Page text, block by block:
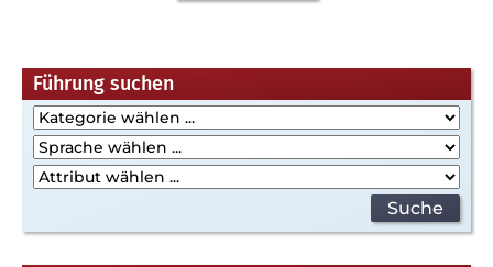
Beitragsnavigation
Führung suchen